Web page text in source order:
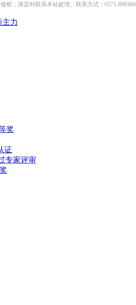
，请及时联系本站处理。联系方式：0571-
主力
奖
证
专家评审